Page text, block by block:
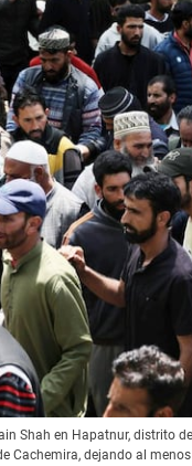
Shah en Hapatnur, distrito
Cachemira, dejando al